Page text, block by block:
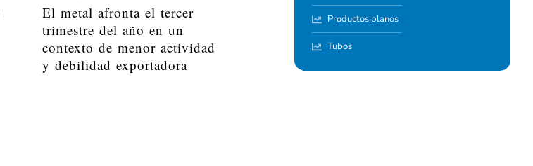
El metal afronta el tercer
trimestre del año en un
contexto de menor actividad
y debilidad exportadora
Productos planos
Tubos